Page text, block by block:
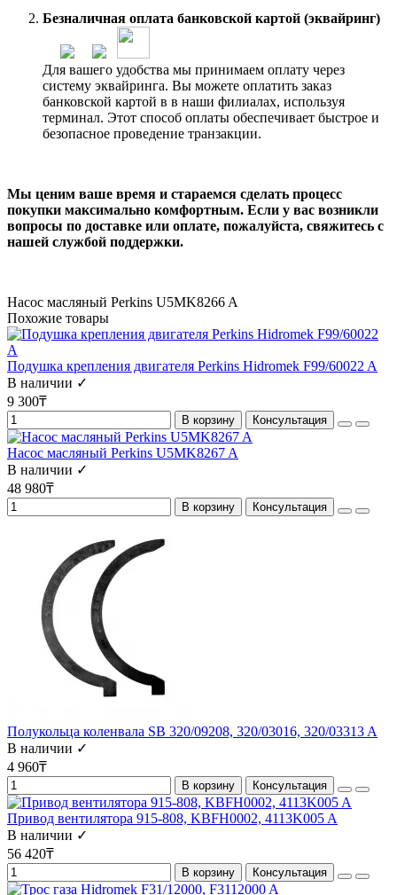
Безналичная оплата банковской картой (эквайринг)
Для вашего удобства мы принимаем оплату через
систему эквайринга. Вы можете оплатить заказ
банковской картой в в наши филиалах, используя
терминал. Этот способ оплаты обеспечивает быстрое и
безопасное проведение транзакции.
Мы ценим ваше время и стараемся сделать процесс
покупки максимально комфортным. Если у вас возникли
вопросы по доставке или оплате, пожалуйста, свяжитесь с
нашей службой поддержки.
Насос масляный Perkins U5MK8266 A
Похожие товары
Подушка крепления двигателя Perkins Hidromek F99/60022 A
В наличии ✓
9 300₸
В корзину Консультация
Насос масляный Perkins U5MK8267 A
В наличии ✓
48 980₸
В корзину Консультация
Полукольца коленвала SB 320/09208, 320/03016, 320/03313 A
В наличии ✓
4 960₸
В корзину Консультация
Привод вентилятора 915-808, KBFH0002, 4113K005 A
В наличии ✓
56 420₸
В корзину Консультация